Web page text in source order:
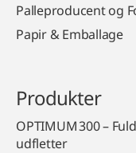
Palleproducent og
Papir & Emballage
Produkter
OPTIMUM 300 –
udfletter